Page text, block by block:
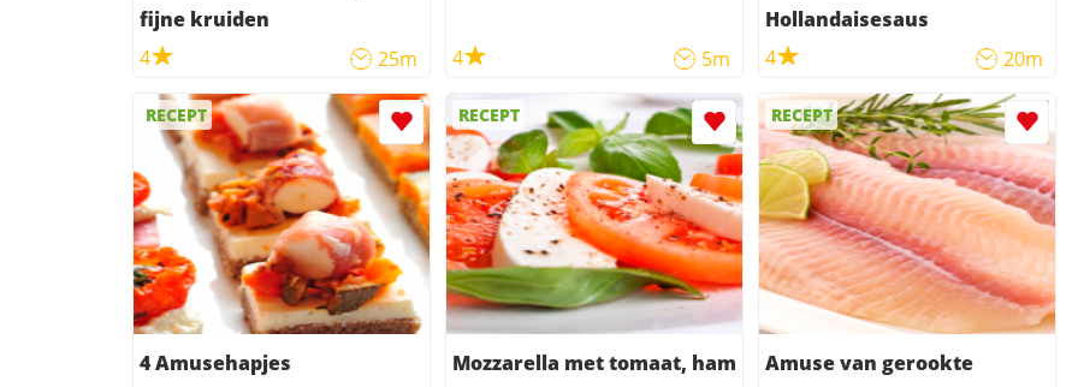
fijne kruiden
4
25m 4 5m
Hollandaisesaus
4
20m
RECEPT
4 Amusehapjes
RECEPT
Mozzarella met tomaat, ham
RECEPT
Amuse van gerookte